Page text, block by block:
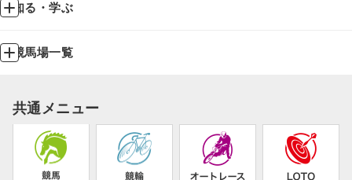
知る・学ぶ
競馬場一覧
共通メニュー